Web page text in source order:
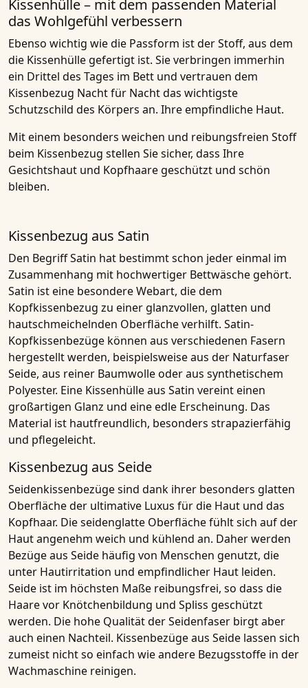
Kissenhülle – mit dem passenden Material
das Wohlgefühl verbessern
Ebenso wichtig wie die Passform ist der Stoff, aus dem
die Kissenhülle gefertigt ist. Sie verbringen immerhin
ein Drittel des Tages im Bett und vertrauen dem
Kissenbezug Nacht für Nacht das wichtigste
Schutzschild des Körpers an. Ihre empfindliche Haut.
Mit einem besonders weichen und reibungsfreien Stoff
beim Kissenbezug stellen Sie sicher, dass Ihre
Gesichtshaut und Kopfhaare geschützt und schön
bleiben.
Kissenbezug aus Satin
Den Begriff Satin hat bestimmt schon jeder einmal im
Zusammenhang mit hochwertiger Bettwäsche gehört.
Satin ist eine besondere Webart, die dem
Kopfkissenbezug zu einer glanzvollen, glatten und
hautschmeichelnden Oberfläche verhilft. Satin-
Kopfkissenbezüge können aus verschiedenen Fasern
hergestellt werden, beispielsweise aus der Naturfaser
Seide, aus reiner Baumwolle oder aus synthetischem
Polyester. Eine Kissenhülle aus Satin vereint einen
großartigen Glanz und eine edle Erscheinung. Das
Material ist hautfreundlich, besonders strapazierfähig
und pflegeleicht.
Kissenbezug aus Seide
Seidenkissenbezüge sind dank ihrer besonders glatten
Oberfläche der ultimative Luxus für die Haut und das
Kopfhaar. Die seidenglatte Oberfläche fühlt sich auf der
Haut angenehm weich und kühlend an. Daher werden
Bezüge aus Seide häufig von Menschen genutzt, die
unter Hautirritation und empfindlicher Haut leiden.
Seide ist im höchsten Maße reibungsfrei, so dass die
Haare vor Knötchenbildung und Spliss geschützt
werden. Die hohe Qualität der Seidenfaser birgt aber
auch einen Nachteil. Kissenbezüge aus Seide lassen sich
zumeist nicht so einfach wie andere Bezugsstoffe in der
Wachmaschine reinigen.